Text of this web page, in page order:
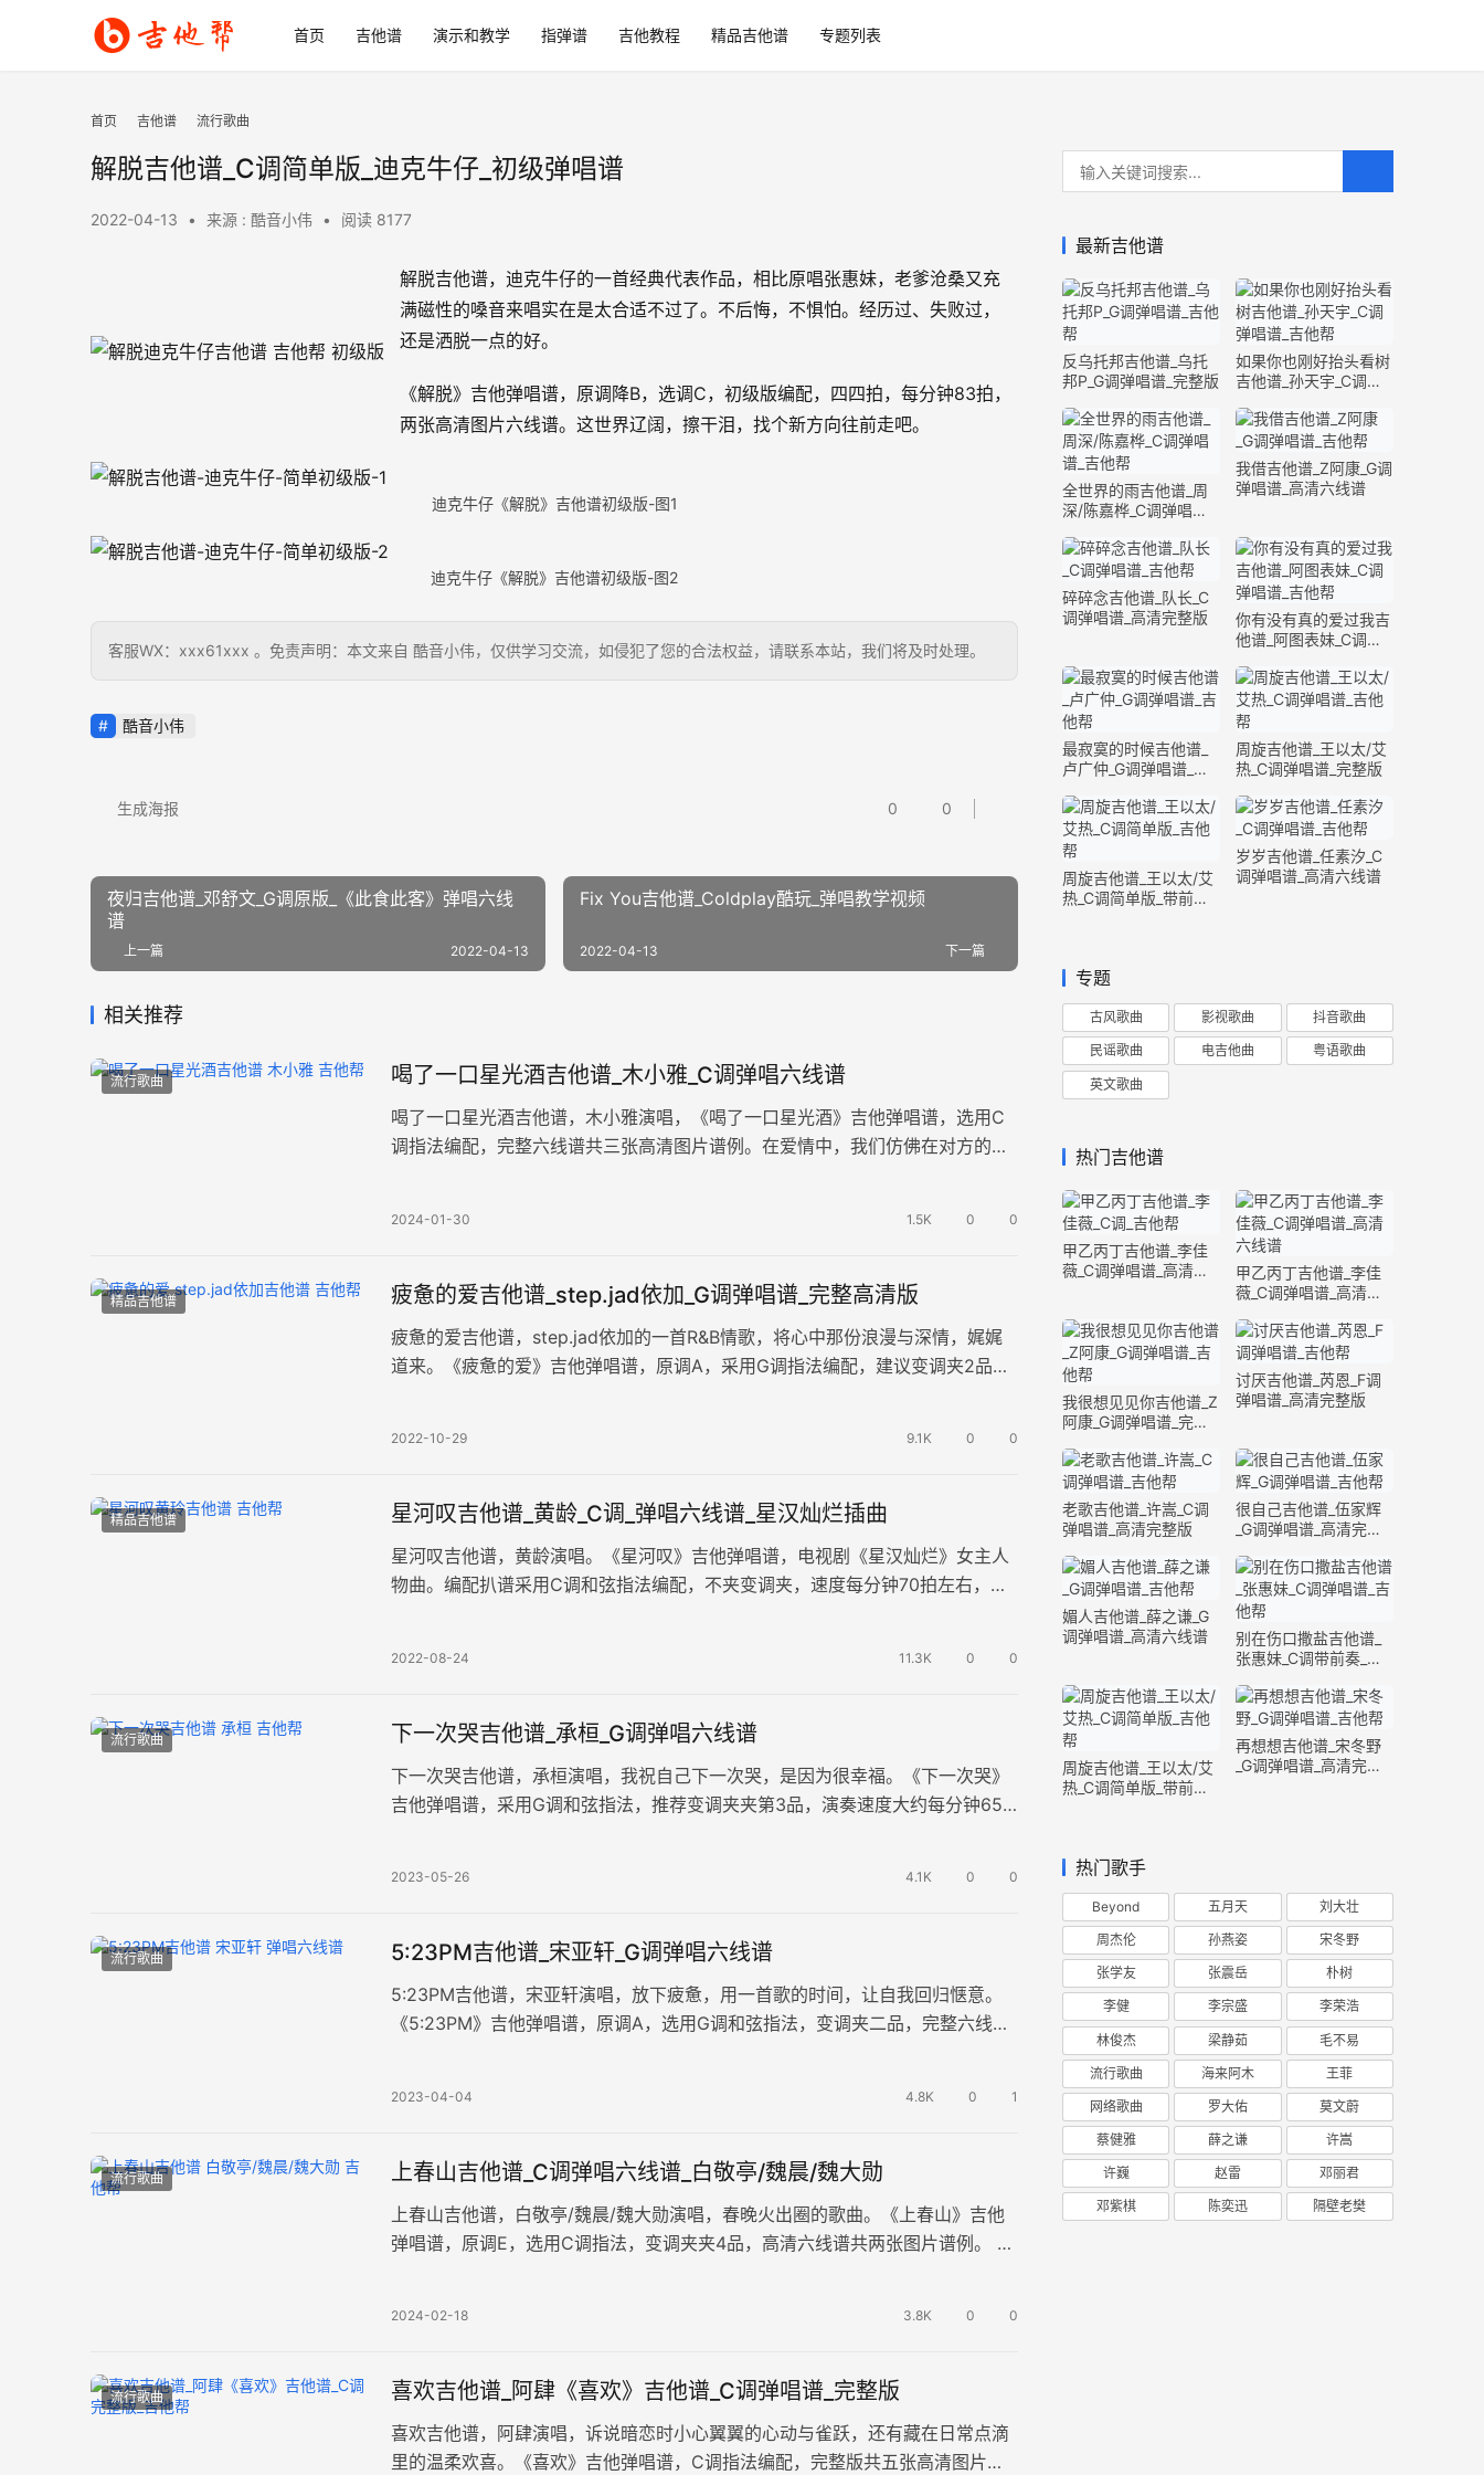
首页 吉他谱 演示和教学 指弹谱 吉他教程 精品吉他谱 专题列表
首页 吉他谱 流行歌曲
解脱吉他谱_C调简单版_迪克牛仔_初级弹唱谱
2022-04-13 • 来源 : 酷音小伟 • 阅读 8177
解脱吉他谱，迪克牛仔的一首经典代表作品，相比原唱张惠妹，老爹沧桑又充
满磁性的嗓音来唱实在是太合适不过了。不后悔，不惧怕。经历过、失败过，
还是洒脱一点的好。
《解脱》吉他弹唱谱，原调降B，选调C，初级版编配，四四拍，每分钟83拍，
两张高清图片六线谱。这世界辽阔，擦干泪，找个新方向往前走吧。
迪克牛仔《解脱》吉他谱初级版-图1
迪克牛仔《解脱》吉他谱初级版-图2
客服WX：xxx61xxx 。免责声明：本文来自 酷音小伟，仅供学习交流，如侵犯了您的合法权益，请联系本站，我们将及时处理。
酷音小伟
0 0
生成海报
夜归吉他谱_邓舒文_G调原版_《此食此客》弹唱六线
谱
上一篇 2022-04-13
Fix You吉他谱_Coldplay酷玩_弹唱教学视频
下一篇
2022-04-13
相关推荐
流行歌曲 喝了一口星光酒吉他谱_木小雅_C调弹唱六线谱
喝了一口星光酒吉他谱，木小雅演唱，《喝了一口星光酒》吉他弹唱谱，选用C
调指法编配，完整六线谱共三张高清图片谱例。在爱情中，我们仿佛在对方的眼
2024-01-30 1.5K 0 0
精品吉他谱 疲惫的爱吉他谱_step.jad依加_G调弹唱谱_完整高清版
疲惫的爱吉他谱，step.jad依加的一首R&B情歌，将心中那份浪漫与深情，娓娓
道来。《疲惫的爱》吉他弹唱谱，原调A，采用G调指法编配，建议变调夹2品，
2022-10-29 9.1K 0 0
精品吉他谱 星河叹吉他谱_黄龄_C调_弹唱六线谱_星汉灿烂插曲
星河叹吉他谱，黄龄演唱。《星河叹》吉他弹唱谱，电视剧《星汉灿烂》女主人
物曲。编配扒谱采用C调和弦指法编配，不夹变调夹，速度每分钟70拍左右，演
2022-08-24 11.3K 0 0
流行歌曲 下一次哭吉他谱_承桓_G调弹唱六线谱
下一次哭吉他谱，承桓演唱，我祝自己下一次哭，是因为很幸福。《下一次哭》
吉他弹唱谱，采用G调和弦指法，推荐变调夹夹第3品，演奏速度大约每分钟65
2023-05-26 4.1K 0 0
流行歌曲 5:23PM吉他谱_宋亚轩_G调弹唱六线谱
5:23PM吉他谱，宋亚轩演唱，放下疲惫，用一首歌的时间，让自我回归惬意。
《5:23PM》吉他弹唱谱，原调A，选用G调和弦指法，变调夹二品，完整六线谱
2023-04-04 4.8K 0 1
流行歌曲 上春山吉他谱_C调弹唱六线谱_白敬亭/魏晨/魏大勋
上春山吉他谱，白敬亭/魏晨/魏大勋演唱，春晚火出圈的歌曲。《上春山》吉他
弹唱谱，原调E，选用C调指法，变调夹夹4品，高清六线谱共两张图片谱例。 歌
2024-02-18 3.8K 0 0
流行歌曲 喜欢吉他谱_阿肆《喜欢》吉他谱_C调弹唱谱_完整版
喜欢吉他谱，阿肆演唱，诉说暗恋时小心翼翼的心动与雀跃，还有藏在日常点滴
里的温柔欢喜。《喜欢》吉他弹唱谱，C调指法编配，完整版共五张高清图片六
最新吉他谱
反乌托邦吉他谱_乌托
邦P_G调弹唱谱_完整版
如果你也刚好抬头看树
吉他谱_孙天宇_C调弹
全世界的雨吉他谱_周
深/陈嘉桦_C调弹唱谱_
我借吉他谱_Z阿康_G调
弹唱谱_高清六线谱
碎碎念吉他谱_队长_C
调弹唱谱_高清完整版
你有没有真的爱过我吉
他谱_阿图表妹_C调弹
最寂寞的时候吉他谱_
卢广仲_G调弹唱谱_高
周旋吉他谱_王以太/艾
热_C调弹唱谱_完整版
周旋吉他谱_王以太/艾
热_C调简单版_带前奏
岁岁吉他谱_任素汐_C
调弹唱谱_高清六线谱
专题
古风歌曲 影视歌曲 抖音歌曲
民谣歌曲 电吉他曲 粤语歌曲
英文歌曲
热门吉他谱
甲乙丙丁吉他谱_李佳
薇_C调弹唱谱_高清六
甲乙丙丁吉他谱_李佳
薇_C调弹唱谱_高清六
我很想见见你吉他谱_Z
阿康_G调弹唱谱_完整
讨厌吉他谱_芮恩_F调
弹唱谱_高清完整版
老歌吉他谱_许嵩_C调
弹唱谱_高清完整版
很自己吉他谱_伍家辉
_G调弹唱谱_高清完整
媚人吉他谱_薛之谦_G
调弹唱谱_高清六线谱
别在伤口撒盐吉他谱_
张惠妹_C调带前奏_完
周旋吉他谱_王以太/艾
热_C调简单版_带前奏
再想想吉他谱_宋冬野
_G调弹唱谱_高清完整
热门歌手
Beyond 五月天 刘大壮
周杰伦 孙燕姿 宋冬野
张学友 张震岳 朴树
李健 李宗盛 李荣浩
林俊杰 梁静茹 毛不易
流行歌曲 海来阿木 王菲
网络歌曲 罗大佑 莫文蔚
蔡健雅 薛之谦 许嵩
许巍 赵雷 邓丽君
邓紫棋 陈奕迅 隔壁老樊